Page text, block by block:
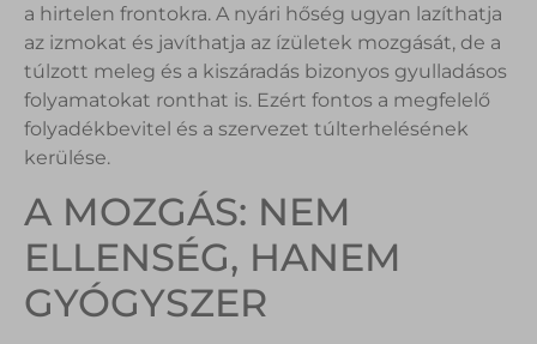
a hirtelen frontokra. A nyári hőség ugyan lazíthatja
az izmokat és javíthatja az ízületek mozgását, de a
túlzott meleg és a kiszáradás bizonyos gyulladásos
folyamatokat ronthat is. Ezért fontos a megfelelő
folyadékbevitel és a szervezet túlterhelésének
kerülése.
A MOZGÁS: NEM
ELLENSÉG, HANEM
GYÓGYSZER